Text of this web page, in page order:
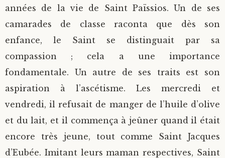
années de la vie de Saint Païssios. Un de ses
camarades de classe raconta que dès son
enfance, le Saint se distinguait par sa
compassion ; cela a une importance
fondamentale. Un autre de ses traits est son
aspiration à l’ascétisme. Les mercredi et
vendredi, il refusait de manger de l’huile d’olive
et du lait, et il commença à jeûner quand il était
encore très jeune, tout comme Saint Jacques
d’Eubée. Imitant leurs maman respectives, Saint